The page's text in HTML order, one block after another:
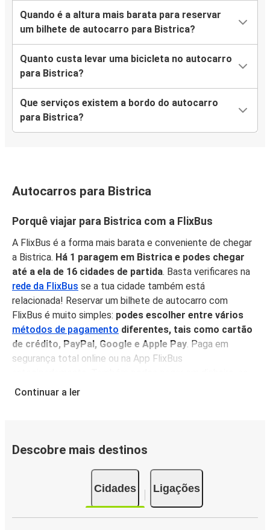
Quando é a altura mais barata para reservar
um bilhete de autocarro para Bistrica?
Quanto custa levar uma bicicleta no autocarro
para Bistrica?
Que serviços existem a bordo do autocarro
para Bistrica?
Autocarros para Bistrica
Porquê viajar para Bistrica com a FlixBus
A FlixBus é a forma mais barata e conveniente de chegar
a Bistrica. Há 1 paragem em Bistrica e podes chegar
até a ela de 16 cidades de partida. Basta verificares na
rede da FlixBus se a tua cidade também está
relacionada! Reservar um bilhete de autocarro com
FlixBus é muito simples: podes escolher entre vários
métodos de pagamento diferentes, tais como cartão
de crédito, PayPal, Google e Apple Pay. Paga em
segurança total online ou na App FlixBus
fores fazer uma viagem improvisada.
com a FlixBus.
Viajar para Bistrica é uma experiência muito confortável:
uma vez a bordo do teu FlixBus, podes sentar-te, relaxar e
desfrutar dos nossos serviços a bordo. Os nossos
Continuar a ler
Descobre mais destinos
Cidades Ligações